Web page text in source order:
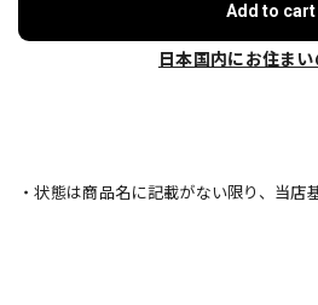
Add to cart
日本国内にお住ま
・状態は商品名に記載がない限り、当店